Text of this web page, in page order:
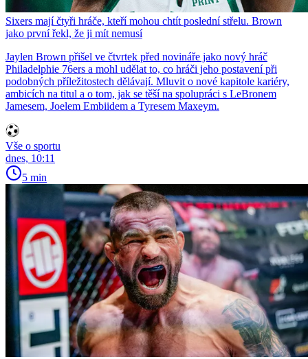
Sixers mají čtyři hráče, kteří mohou chtít poslední střelu. Brown
jako první řekl, že ji mít nemusí
Jaylen Brown přišel ve čtvrtek před novináře jako nový hráč
Philadelphie 76ers a mohl udělat to, co hráči jeho postavení při
podobných příležitostech dělávají. Mluvit o nové kapitole kariéry,
ambicích na titul a o tom, jak se těší na spolupráci s LeBronem
Jamesem, Joelem Embiidem a Tyresem Maxeym.
Vše o sportu
dnes, 10:11
5 min